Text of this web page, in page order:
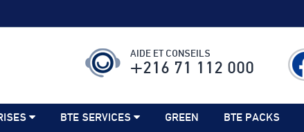
AIDE ET CONSEILS
+216 71 112 000
BTE SERVICES GREEN BTE PACKS